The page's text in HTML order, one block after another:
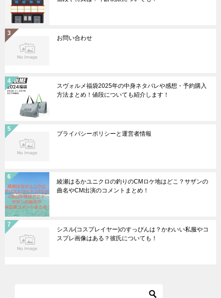
お問い合わせ
スヴォルメ福袋2025年の中身ネタバレや感想・予約購入
方法まとめ！値段についても紹介します！
プライバシーポリシーと運営者情報
綾瀬はるかユニクロの釣りのCMロケ地はどこ？サザンの
曲名やCM出演のコメントまとめ！
シスル(コスプレイヤー)のすっぴんは？かわいい私服やコ
スプレ画像はある？彼氏についても！